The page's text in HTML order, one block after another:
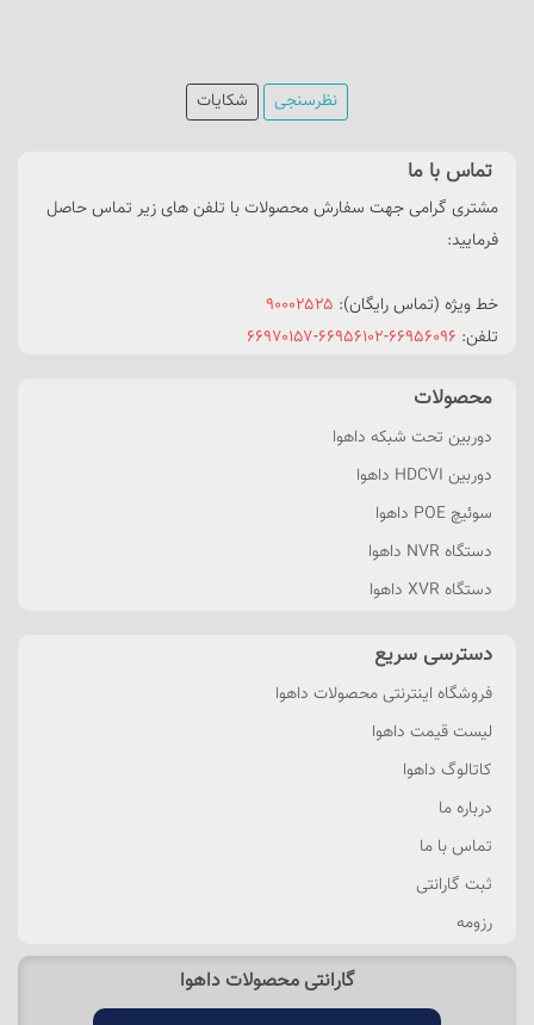
نظرسنجی شکایات
تماس با ما
مشتری گرامی جهت سفارش محصولات با تلفن های زیر تماس حاصل
فرمایید:
خط ویژه (تماس رایگان): ۹۰۰۰۲۵۲۵
تلفن: ۶۶۹۵۶۰۹۶-۶۶۹۵۶۱۰۲-۶۶۹۷۰۱۵۷
محصولات
دوربین تحت شبکه داهوا
دوربین HDCVI داهوا
سوئیچ POE داهوا
دستگاه NVR داهوا
دستگاه XVR داهوا
دسترسی سریع
فروشگاه اینترنتی محصولات داهوا
لیست قیمت داهوا
کاتالوگ داهوا
درباره ما
تماس با ما
ثبت گارانتی
رزومه
گارانتی محصولات داهوا